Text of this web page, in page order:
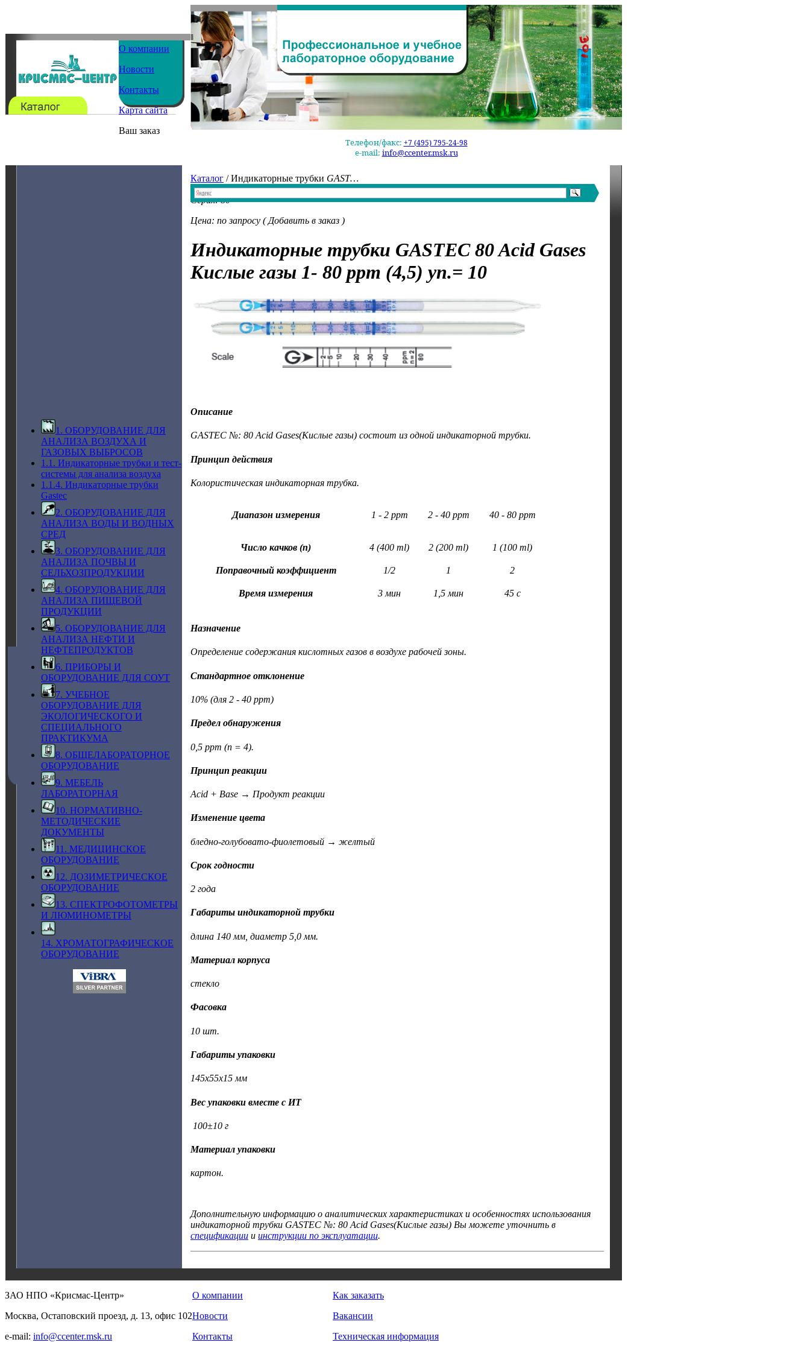
О компании
Новости
Контакты
Карта сайта
Ваш заказ
Телефон/факс: +7 (495) 795-24-98
e-mail: info@ccenter.msk.ru
1. ОБОРУДОВАНИЕ ДЛЯ
АНАЛИЗА ВОЗДУХА И
ГАЗОВЫХ ВЫБРОСОВ
1.1. Индикаторные трубки и тест-
системы для анализа воздуха
1.1.4. Индикаторные трубки
Gastec
2. ОБОРУДОВАНИЕ ДЛЯ
АНАЛИЗА ВОДЫ И ВОДНЫХ
СРЕД
3. ОБОРУДОВАНИЕ ДЛЯ
АНАЛИЗА ПОЧВЫ И
СЕЛЬХОЗПРОДУКЦИИ
4. ОБОРУДОВАНИЕ ДЛЯ
АНАЛИЗА ПИЩЕВОЙ
ПРОДУКЦИИ
5. ОБОРУДОВАНИЕ ДЛЯ
АНАЛИЗА НЕФТИ И
НЕФТЕПРОДУКТОВ
6. ПРИБОРЫ И
ОБОРУДОВАНИЕ ДЛЯ СОУТ
7. УЧЕБНОЕ
ОБОРУДОВАНИЕ ДЛЯ
ЭКОЛОГИЧЕСКОГО И
СПЕЦИАЛЬНОГО
ПРАКТИКУМА
8. ОБЩЕЛАБОРАТОРНОЕ
ОБОРУДОВАНИЕ
9. МЕБЕЛЬ
ЛАБОРАТОРНАЯ
10. НОРМАТИВНО-
МЕТОДИЧЕСКИЕ
ДОКУМЕНТЫ
11. МЕДИЦИНСКОЕ
ОБОРУДОВАНИЕ
12. ДОЗИМЕТРИЧЕСКОЕ
ОБОРУДОВАНИЕ
13. СПЕКТРОФОТОМЕТРЫ
И ЛЮМИНОМЕТРЫ
14. ХРОМАТОГРАФИЧЕСКОЕ
ОБОРУДОВАНИЕ
Каталог / Индикаторные трубки GAST…
Серия: 80
Цена: по запросу ( Добавить в заказ )
Индикаторные трубки GASTEC 80 Acid Gases
Кислые газы 1- 80 ppm (4,5) уп.= 10
Описание
GASTEC №: 80 Acid Gases(Кислые газы) состоит из одной индикаторной трубки.
Принцип действия
Колористическая индикаторная трубка.
Диапазон измерения 1 - 2 ppm 2 - 40 ppm 40 - 80 ppm
Число качков (n) 4 (400 ml) 2 (200 ml) 1 (100 ml)
Поправочный коэффициент 1/2 1 2
Время измерения 3 мин 1,5 мин 45 c
Назначение
Определение содержания кислотных газов в воздухе рабочей зоны.
Стандартное отклонение
10% (для 2 - 40 ppm)
Предел обнаружения
0,5 ppm (n = 4).
Принцип реакции
Acid + Base → Продукт реакции
Изменение цвета
бледно-голубовато-фиолетовый → желтый
Срок годности
2 года
Габариты индикаторной трубки
длина 140 мм, диаметр 5,0 мм.
Материал корпуса
стекло
Фасовка
10 шт.
Габариты упаковки
145х55х15 мм
Вес упаковки вместе с ИТ
100±10 г
Материал упаковки
картон.
Дополнительную информацию о аналитических характеристиках и особенностях использования
индикаторной трубки GASTEC №: 80 Acid Gases(Кислые газы) Вы можете уточнить в
спецификации и инструкции по эксплуатации.
ЗАО НПО «Крисмас-Центр»
Москва, Остаповский проезд, д. 13, офис 102
e-mail: info@ccenter.msk.ru
О компании
Новости
Контакты
Как заказать
Вакансии
Техническая информация